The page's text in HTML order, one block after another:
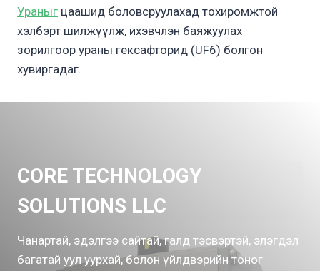
Ураныг цаашид боловсруулахад тохиромжтой
хэлбэрт шилжүүлж, ихэвчлэн баяжуулах
зорилгоор ураны гексафторид (UF6) болгон
хувиргадаг.
CORE TECHNOLOGY
SOLUTIONS LLC
Чанартай, эдэлгээ сайтай, галд тэсвэртэй, элэгдэл
багатай уул уурхай, болон үйлдвэрийн тоног